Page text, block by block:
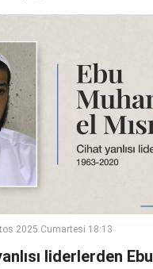
2025 Cumartesi 18:13
liderlerden Ebu